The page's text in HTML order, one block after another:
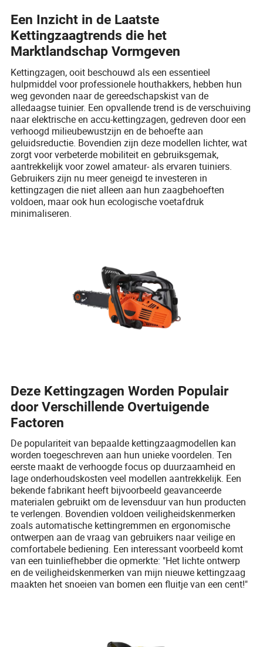
Een Inzicht in de Laatste
Kettingzaagtrends die het
Marktlandschap Vormgeven
Kettingzagen, ooit beschouwd als een essentieel
hulpmiddel voor professionele houthakkers, hebben hun
weg gevonden naar de gereedschapskist van de
alledaagse tuinier. Een opvallende trend is de verschuiving
naar elektrische en accu-kettingzagen, gedreven door een
verhoogd milieubewustzijn en de behoefte aan
geluidsreductie. Bovendien zijn deze modellen lichter, wat
zorgt voor verbeterde mobiliteit en gebruiksgemak,
aantrekkelijk voor zowel amateur- als ervaren tuiniers.
Gebruikers zijn nu meer geneigd te investeren in
kettingzagen die niet alleen aan hun zaagbehoeften
voldoen, maar ook hun ecologische voetafdruk
minimaliseren.
Deze Kettingzagen Worden Populair
door Verschillende Overtuigende
Factoren
De populariteit van bepaalde kettingzaagmodellen kan
worden toegeschreven aan hun unieke voordelen. Ten
eerste maakt de verhoogde focus op duurzaamheid en
lage onderhoudskosten veel modellen aantrekkelijk. Een
bekende fabrikant heeft bijvoorbeeld geavanceerde
materialen gebruikt om de levensduur van hun producten
te verlengen. Bovendien voldoen veiligheidskenmerken
zoals automatische kettingremmen en ergonomische
ontwerpen aan de vraag van gebruikers naar veilige en
comfortabele bediening. Een interessant voorbeeld komt
van een tuinliefhebber die opmerkte: "Het lichte ontwerp
en de veiligheidskenmerken van mijn nieuwe kettingzaag
maakten het snoeien van bomen een fluitje van een cent!"